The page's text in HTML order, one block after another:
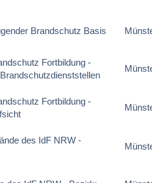
Brandschutz Basis
Fortbildung -
Fortbildung -
des IdF NRW -